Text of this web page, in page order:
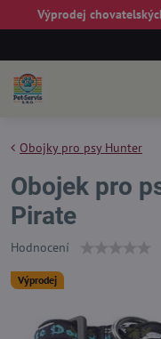
Výprodej
Výprodej
Obojky pro psy Hunter
Obojek pro
Pirate
Hodnocení